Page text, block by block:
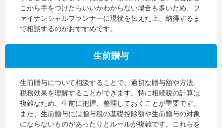
こから手をつけたらいいかわからない場合も多いため、フ
ァイナンシャルプランナーに現状を伝えた上、納得するま
で相談するのがおすすめです。
生前贈与
生前贈与について相談することで、適切な贈与額や方法、
税務効果を理解することができます。特に相続税の計算は
複雑なため、生前に把握、整理しておくことが重要です。
また、生前贈与には贈与税の基礎控除額や生前贈与の対象
にならないものがあったりとルールが複雑です。これらを